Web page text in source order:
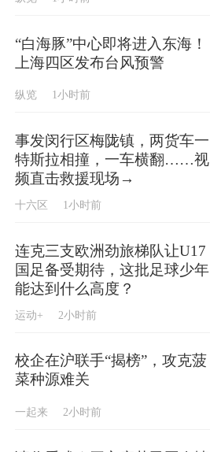
“白海豚”中心即将进入东海！
上海四区发布台风预警
纵览 1小时前
事发闵行区梅陇镇，两货车一
特斯拉相撞，一车横翻……视
频直击救援现场→
十六区 1小时前
连克三支欧洲劲旅梯队让U17
国足备受期待，这批足球少年
能达到什么高度？
运动+ 2小时前
校企在沪联手“揭榜”，攻克菠
菜种源难关
一起来 2小时前